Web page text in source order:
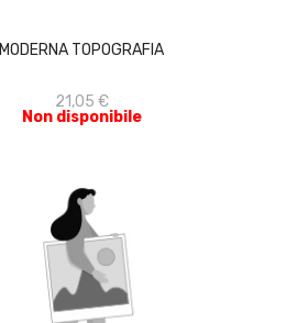
MODERNA TOPOGRAFIA
21,05 €
Non disponibile